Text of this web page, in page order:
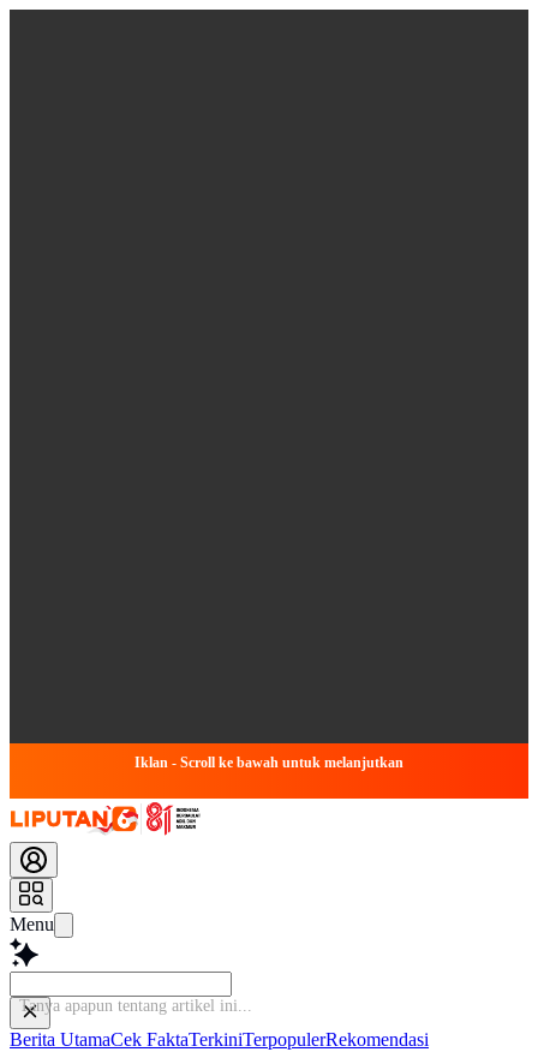
Iklan - Scroll ke bawah untuk melanjutkan
Menu
Tanya ap
Berita UtamaCek FaktaTerkiniTerpopulerRekomendasi